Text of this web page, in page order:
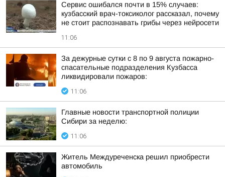
Сервис ошибался почти в 15% случаев:
кузбасский врач-токсиколог рассказал, почему
не стоит распознавать грибы через нейросети
11:06
За дежурные сутки с 8 по 9 августа пожарно-
спасательные подразделения Кузбасса
ликвидировали пожаров:
11:06
Главные новости транспортной полиции
Сибири за неделю:
11:06
Житель Междуреченска решил приобрести
автомобиль